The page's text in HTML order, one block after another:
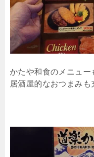
かたや和食のメニュ
居酒屋的なおつまみも